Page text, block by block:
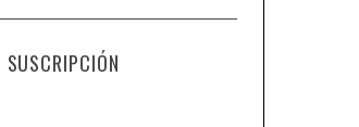
SUSCRIPCIÓN